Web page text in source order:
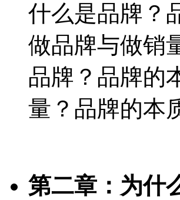
什么是品牌？
做品牌与做销
品牌？品牌的
量？品牌的本
第二章：为什